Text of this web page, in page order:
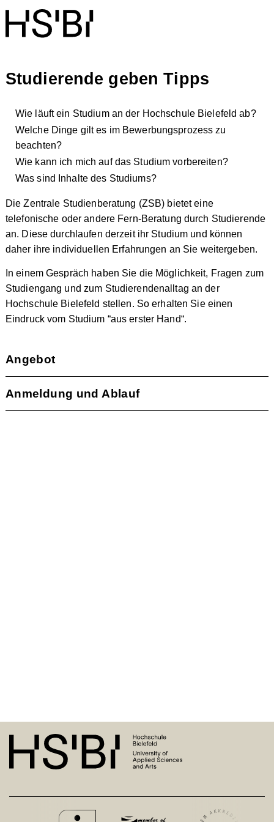
Studierende geben Tipps
Wie läuft ein Studium an der Hochschule Bielefeld ab?
Welche Dinge gilt es im Bewerbungsprozess zu
beachten?
Wie kann ich mich auf das Studium vorbereiten?
Was sind Inhalte des Studiums?
Die Zentrale Studienberatung (ZSB) bietet eine
telefonische oder andere Fern-Beratung durch Studierende
an. Diese durchlaufen derzeit ihr Studium und können
daher ihre individuellen Erfahrungen an Sie weitergeben.
In einem Gespräch haben Sie die Möglichkeit, Fragen zum
Studiengang und zum Studierendenalltag an der
Hochschule Bielefeld stellen. So erhalten Sie einen
Eindruck vom Studium “aus erster Hand“.
Angebot
Anmeldung und Ablauf